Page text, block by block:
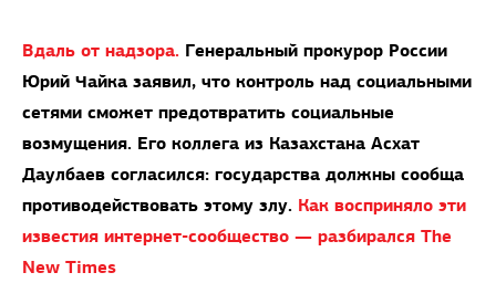
Вдаль от надзора. Генеральный прокурор России
Юрий Чайка заявил, что контроль над социальными
сетями сможет предотвратить социальные
возмущения. Его коллега из Казахстана Асхат
Даулбаев согласился: государства должны сообща
противодействовать этому злу. Как восприняло эти
известия интернет-сообщество — разбирался The
New Times